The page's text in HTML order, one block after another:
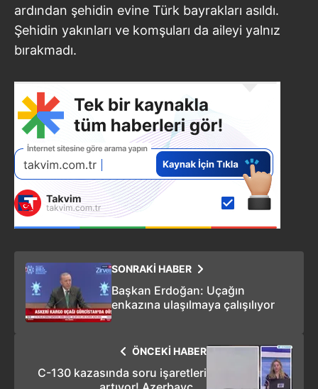
ardından şehidin evine Türk bayrakları asıldı.
Şehidin yakınları ve komşuları da aileyi yalnız
bırakmadı.
SONRAKİ HABER
Başkan Erdoğan: Uçağın
enkazına ulaşılmaya çalışılıyor
ÖNCEKİ HABER
C-130 kazasında soru işaretleri